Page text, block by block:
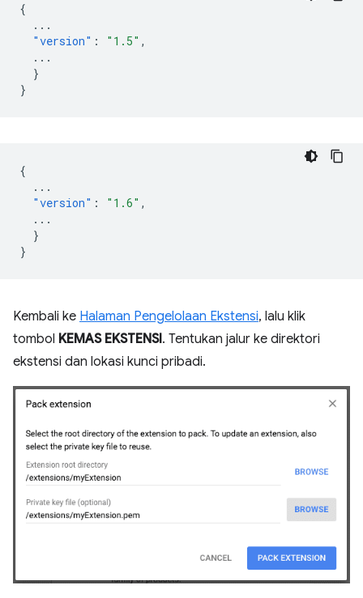
{
...
"version" : "1.5" ,
...
}
}
{
...
"version" : "1.6" ,
...
}
}
Kembali ke Halaman Pengelolaan Ekstensi, lalu klik
tombol KEMAS EKSTENSI. Tentukan jalur ke direktori
ekstensi dan lokasi kunci pribadi.